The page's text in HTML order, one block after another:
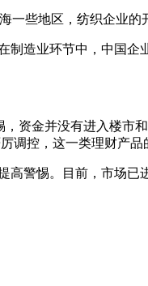
些地区，纺织企业的
制造业环节中，中国
资金并没有进入楼市
调控，这一类理财产品
警惕。目前，市场已